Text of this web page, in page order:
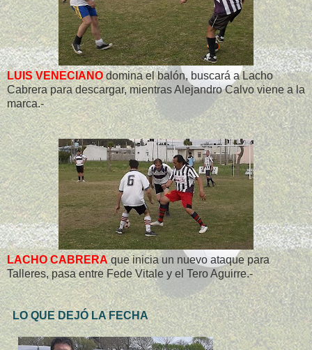
LUIS VENECIANOdomina el balón, buscará a Lacho
Cabrera para descargar, mientras Alejandro Calvo viene a la
marca.-
LACHO CABRERAque inicia un nuevo ataque para
Talleres, pasa entre Fede Vitale y el Tero Aguirre.-
LO QUE DEJÓ LA FECHA